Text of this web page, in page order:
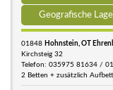
Geografische Lage
01848 Hohnstein, OT
Kirchsteig 32
Telefon: 035975 81634 /
2 Betten + zusätzlich